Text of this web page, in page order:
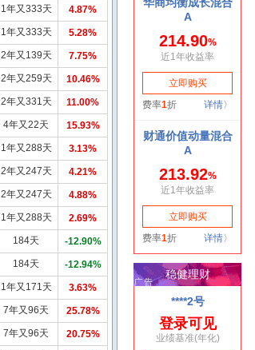
1年又333天 4.87%
1年又333天 5.28%
2年又139天 7.75%
2年又259天 10.46%
2年又331天 11.00%
4年又22天 15.93%
1年又288天 3.13%
2年又247天 4.21%
2年又247天 4.88%
1年又288天 2.69%
184天 -12.90%
184天 -12.94%
1年又171天 3.63%
7年又96天 25.78%
7年又96天 20.75%